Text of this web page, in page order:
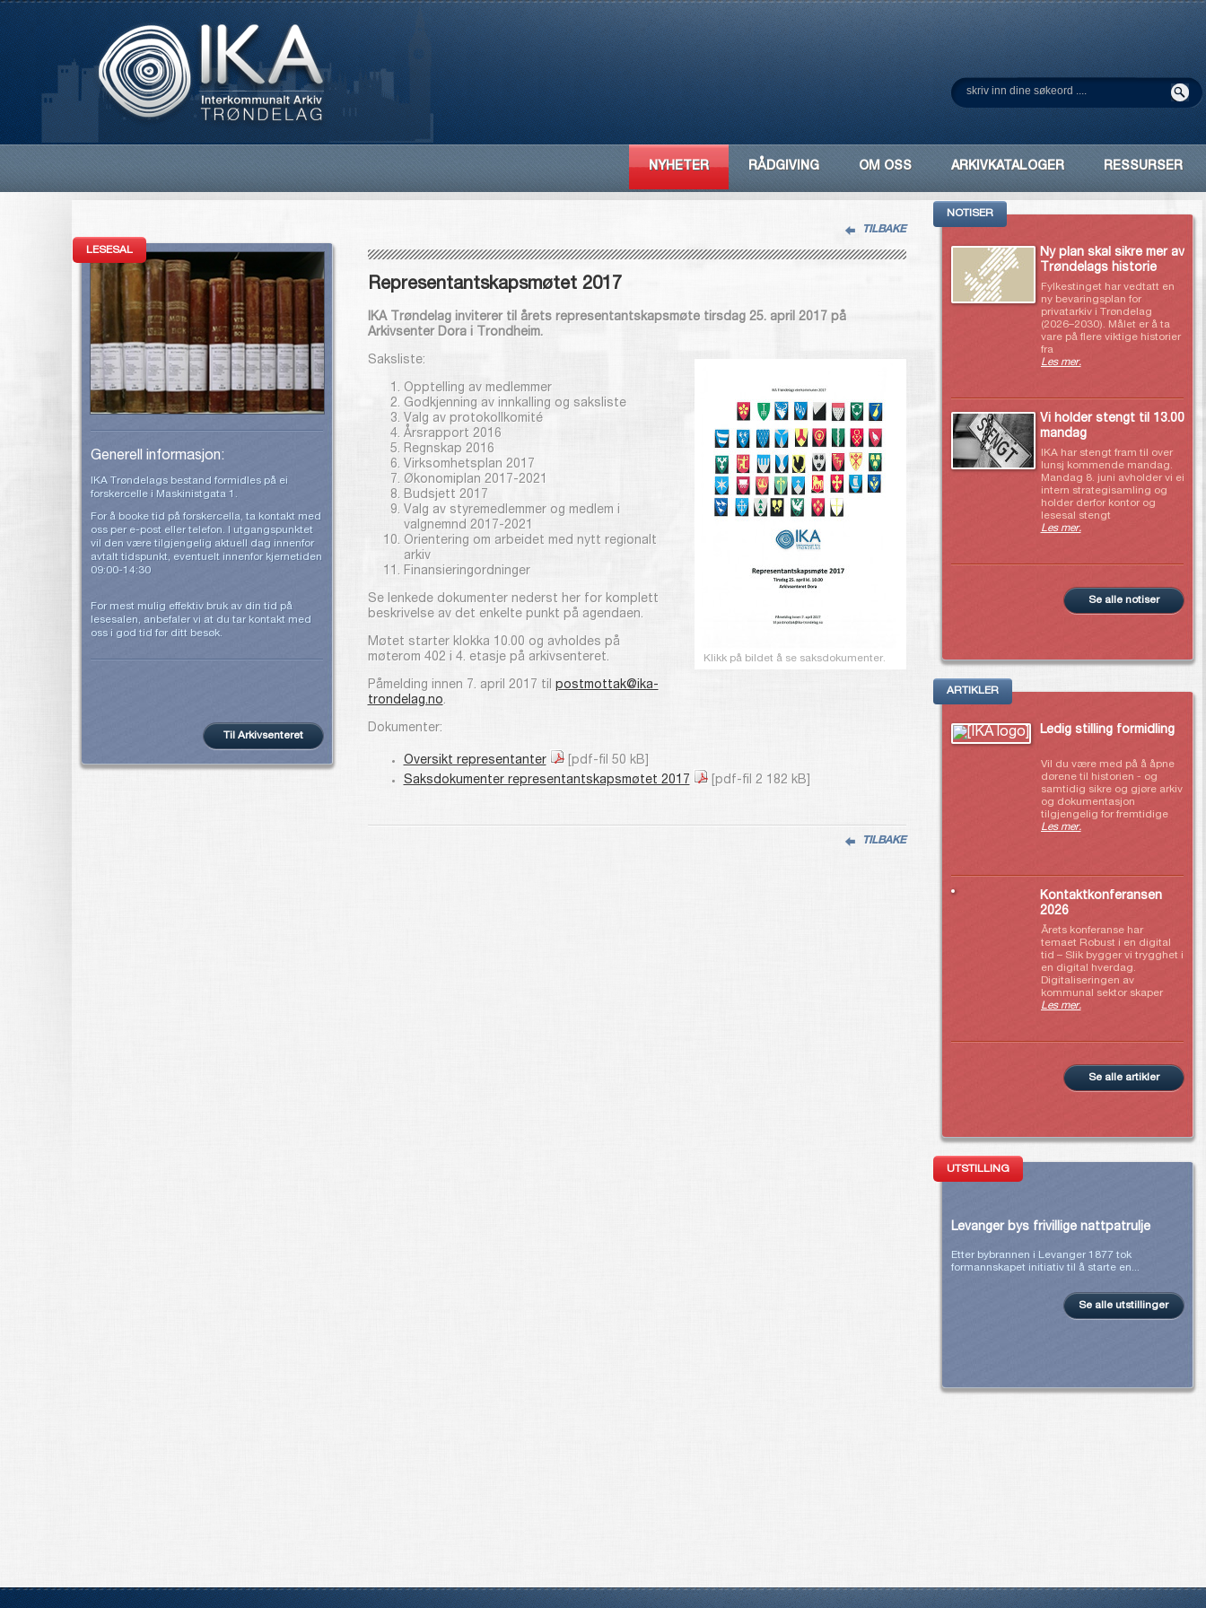
NYHETER RÅDGIVING OM OSS ARKIVKATALOGER RESSURSER
LESESAL
Generell informasjon:
IKA Trøndelags bestand formidles på ei
forskercelle i Maskinistgata 1.
For å booke tid på forskercella, ta kontakt med
oss per e-post eller telefon. I utgangspunktet
vil den være tilgjengelig aktuell dag innenfor
avtalt tidspunkt, eventuelt innenfor kjernetiden
09:00-14:30
For mest mulig effektiv bruk av din tid på
lesesalen, anbefaler vi at du tar kontakt med
oss i god tid før ditt besøk.
Til Arkivsenteret
TILBAKE
Representantskapsmøtet 2017
IKA Trøndelag inviterer til årets representantskapsmøte tirsdag 25. april 2017 på
Arkivsenter Dora i Trondheim.
Klikk på bildet å se saksdokumenter.
Saksliste:
Opptelling av medlemmer
Godkjenning av innkalling og saksliste
Valg av protokollkomité
Årsrapport 2016
Regnskap 2016
Virksomhetsplan 2017
Økonomiplan 2017-2021
Budsjett 2017
Valg av styremedlemmer og medlem i
valgnemnd 2017-2021
Orientering om arbeidet med nytt regionalt
arkiv
Finansieringordninger
Se lenkede dokumenter nederst her for komplett
beskrivelse av det enkelte punkt på agendaen.
Møtet starter klokka 10.00 og avholdes på
møterom 402 i 4. etasje på arkivsenteret.
Påmelding innen 7. april 2017 til postmottak@ika-
trondelag.no.
Dokumenter:
Oversikt representanter
[pdf-fil 50 kB]
Saksdokumenter representantskapsmøtet 2017
[pdf-fil 2 182 kB]
TILBAKE
NOTISER
Ny plan skal sikre mer av
Trøndelags historie
Fylkestinget har vedtatt en
ny bevaringsplan for
privatarkiv i Trøndelag
(2026–2030). Målet er å ta
vare på flere viktige historier
fra
Les mer.
Vi holder stengt til 13.00
mandag
IKA har stengt fram til over
lunsj kommende mandag.
Mandag 8. juni avholder vi ei
intern strategisamling og
holder derfor kontor og
lesesal stengt
Les mer.
Se alle notiser
ARTIKLER
Ledig stilling formidling
Vil du være med på å åpne
dørene til historien - og
samtidig sikre og gjøre arkiv
og dokumentasjon
tilgjengelig for fremtidige
Les mer.
Kontaktkonferansen
2026
Årets konferanse har
temaet Robust i en digital
tid – Slik bygger vi trygghet i
en digital hverdag.
Digitaliseringen av
kommunal sektor skaper
Les mer.
Se alle artikler
UTSTILLING
Levanger bys frivillige nattpatrulje
Etter bybrannen i Levanger 1877 tok
formannskapet initiativ til å starte en...
Se alle utstillinger